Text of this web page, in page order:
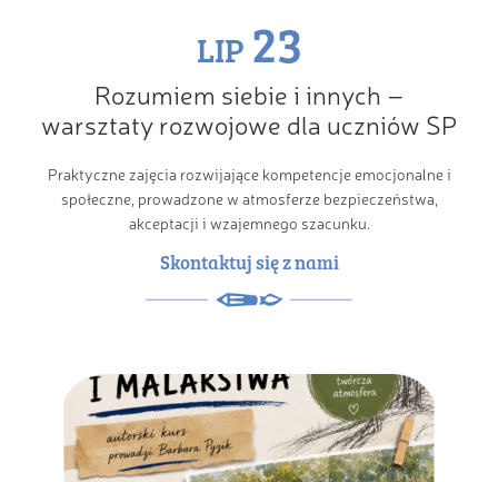
LIP 23
Rozumiem siebie i innych –
warsztaty rozwojowe dla uczniów SP
Praktyczne zajęcia rozwijające kompetencje emocjonalne i
społeczne, prowadzone w atmosferze bezpieczeństwa,
akceptacji i wzajemnego szacunku.
Skontaktuj się z nami